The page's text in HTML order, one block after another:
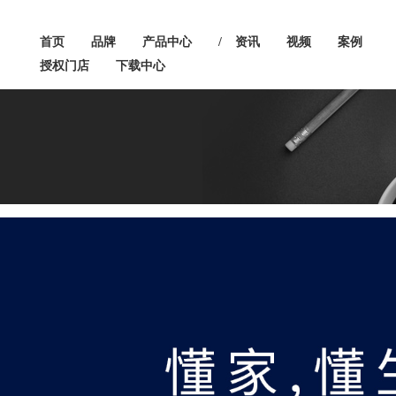
首页 品牌 产品中心 / 资讯 视频
案例
授权门店
下载中心